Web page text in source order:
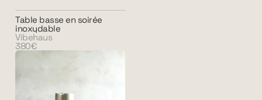
Table basse en soirée
inoxydable
Vibehaus
380€